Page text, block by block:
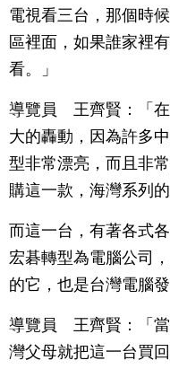
電視看三台，那個時
區裡面，如果誰家裡
看。」
導覽員 王齊賢：「在
大的轟動，因為許多
型非常漂亮，而且非
購這一款，海灣系列的
而這一台，有著各式
宏碁轉型為電腦公司
的它，也是台灣電腦
導覽員 王齊賢：「當
灣父母就把這一台買